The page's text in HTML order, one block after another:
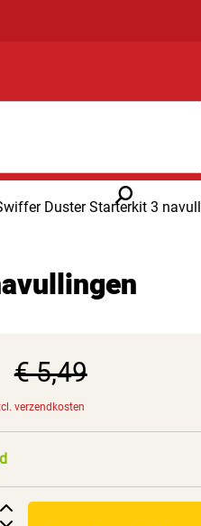
Duster Starterkit 3
€ 5,49
verzendkosten